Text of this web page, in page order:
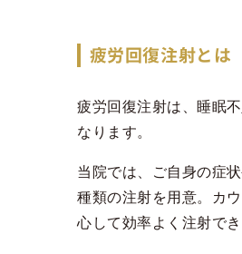
疲労回復注射とは
疲労回復注射は、睡眠
なります。
当院では、ご自身の症
種類の注射を用意。カ
心して効率よく注射で